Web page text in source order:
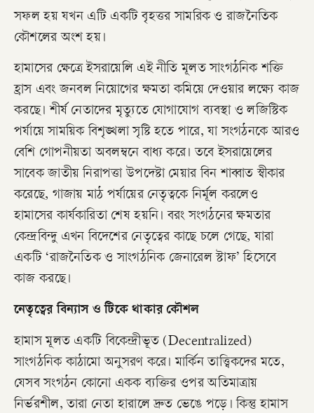
সফল হয় যখন এটি একটি বৃহত্তর সামরিক ও রাজনৈতিক
কৌশলের অংশ হয়।
​হামাসের ক্ষেত্রে ইসরায়েলি এই নীতি মূলত সাংগঠনিক শক্তি
হ্রাস এবং জনবল নিয়োগের ক্ষমতা কমিয়ে দেওয়ার লক্ষ্যে কাজ
করছে। শীর্ষ নেতাদের মৃত্যুতে যোগাযোগ ব্যবস্থা ও লজিস্টিক
পর্যায়ে সাময়িক বিশৃঙ্খলা সৃষ্টি হতে পারে, যা সংগঠনকে আরও
বেশি গোপনীয়তা অবলম্বনে বাধ্য করে। তবে ইসরায়েলের
সাবেক জাতীয় নিরাপত্তা উপদেষ্টা মেয়ার বিন শাব্বাত স্বীকার
করেছে, গাজায় মাঠ পর্যায়ের নেতৃত্বকে নির্মূল করলেও
হামাসের কার্যকারিতা শেষ হয়নি। বরং সংগঠনের ক্ষমতার
কেন্দ্রবিন্দু এখন বিদেশের নেতৃত্বের কাছে চলে গেছে, যারা
একটি ‘রাজনৈতিক ও সাংগঠনিক জেনারেল স্টাফ’ হিসেবে
কাজ করছে।
​নেতৃত্বের বিন্যাস ও টিকে থাকার কৌশল
​হামাস মূলত একটি বিকেন্দ্রীভূত (Decentralized)
সাংগঠনিক কাঠামো অনুসরণ করে। মার্কিন তাত্ত্বিকদের মতে,
যেসব সংগঠন কোনো একক ব্যক্তির ওপর অতিমাত্রায়
নির্ভরশীল, তারা নেতা হারালে দ্রুত ভেঙে পড়ে। কিন্তু হামাস